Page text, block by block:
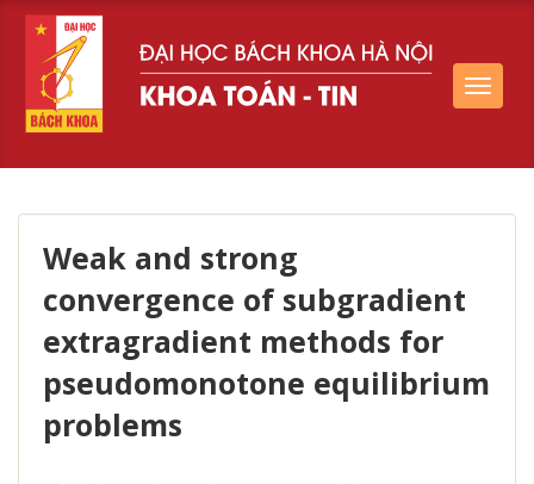
Toggle
Weak and strong
convergence of subgradient
extragradient methods for
pseudomonotone equilibrium
problems